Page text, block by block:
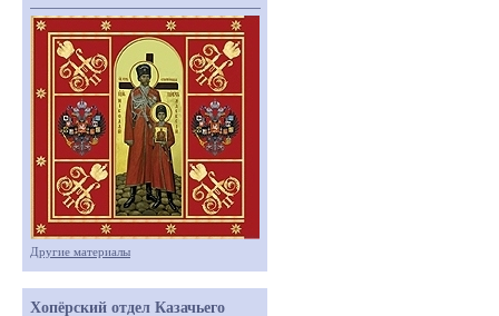
Другие материалы
Хопёрский отдел Казачьего